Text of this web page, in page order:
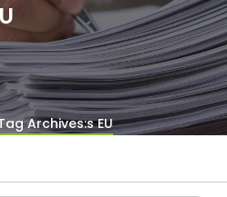
Archives:s EU